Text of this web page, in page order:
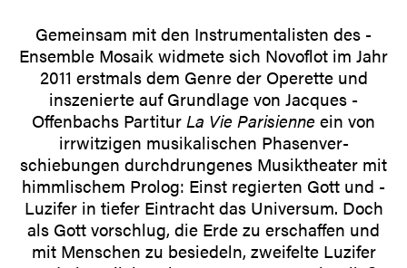
Gemeinsam mit den Instrumentalisten des ­
Ensemble Mosaik widmete sich ­Novoflot im Jahr
2011 erstmals dem Genre der ­Operette und
inszenierte auf Grundlage von Jacques ­
Offenbachs PartiturLa Vie Parisienneein von
irrwitzigen musikalischen ­Phasenver­
schiebungen ­durchdrungenes Musiktheater mit
himmlischem Prolog: Einst regierten Gott und ­
Luzifer in tiefer Eintracht das Universum. Doch
als Gott vorschlug, die Erde zu erschaffen und
mit Menschen zu besiedeln, zweifelte ­Luzifer